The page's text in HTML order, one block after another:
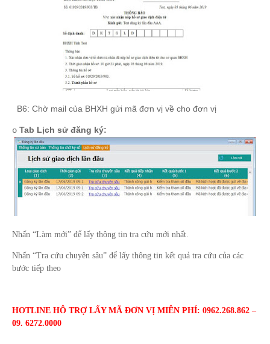
B6: Chờ mail của BHXH gửi mã đơn vị về cho đơn vị
o Tab Lịch sử đăng ký:
Nhấn “Làm mới” để lấy thông tin tra cứu mới nhất.
Nhấn “Tra cứu chuyên sâu” để lấy thông tin kết quả tra cứu của các
bước tiếp theo
HOTLINE HỖ TRỢ LẤY MÃ ĐƠN VỊ MIỄN PHÍ: 0962.268.862 –
09. 6272.0000